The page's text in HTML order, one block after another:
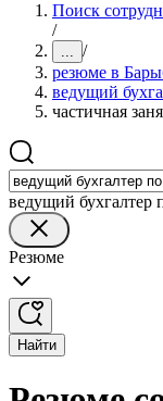
Поиск
/
... /
резюме в
ведущий
частичная
ведущий бухгалтер
Резюме
Найти